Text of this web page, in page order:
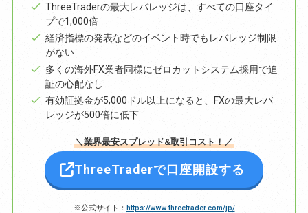
ThreeTraderの最大レバレッジは、すべての口座タイ
プで1,000倍
経済指標の発表などのイベント時でもレバレッジ制限
がない
多くの海外FX業者同様にゼロカットシステム採用で追
証の心配なし
有効証拠金が5,000ドル以上になると、FXの最大レバ
レッジが500倍に低下
＼業界最安スプレッド&取引コスト！／
ThreeTraderで口座開設する
※公式サイト： https://www.threetrader.com/jp/